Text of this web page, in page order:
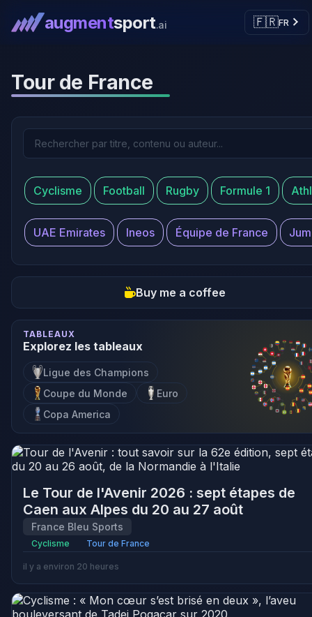
augmentsport.ai 🇫🇷FR
Tour de France
Cyclisme Football Rugby Formule 1
UAE Emirates Ineos Équipe de France
Buy me a coffee
TABLEAUX
Explorez les tableaux
Ligue des Champions
Coupe du Monde
Euro
Copa America
Le Tour de l'Avenir 2026 : sept étapes de
Caen aux Alpes du 20 au 27 août
France Bleu Sports
Cyclisme Tour de France
il y a environ 20 heures